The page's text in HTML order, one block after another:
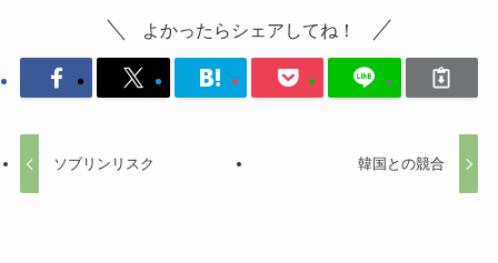
よかったらシェアしてね！
ソブリンリスク 韓国との競合